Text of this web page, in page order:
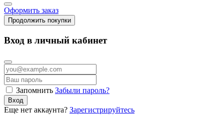
Оформить заказ
Продолжить покупки
Вход в личный кабинет
Запомнить Забыли пароль?
Вход
Еще нет аккаунта? Зарегистрируйтесь